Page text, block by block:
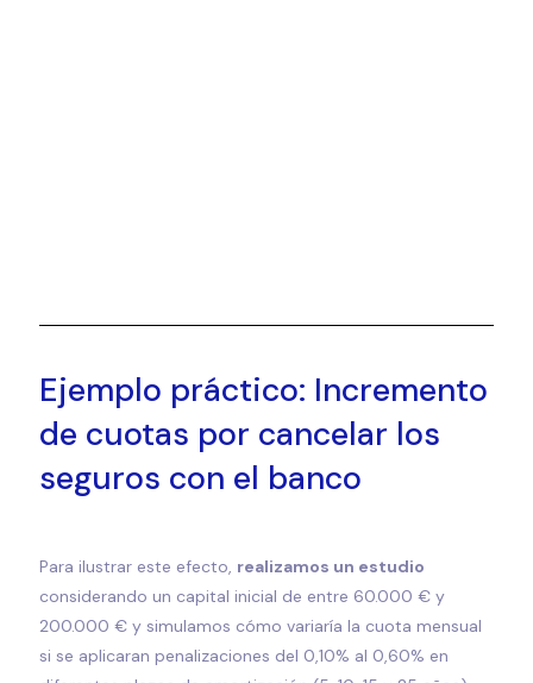
Ejemplo práctico: Incremento
de cuotas por cancelar los
seguros con el banco
Para ilustrar este efecto, realizamos un estudio
considerando un capital inicial de entre 60.000 € y
200.000 € y simulamos cómo variaría la cuota mensual
si se aplicaran penalizaciones del 0,10% al 0,60% en